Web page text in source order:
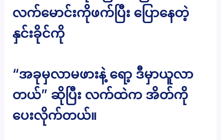
လက်မောင်းကိုဖက်ပြီး ပြောနေတဲ့
နှင်းခိုင်ကို
“အခုမှလာမဖားနဲ့ ရော့ ဒီမှာယူလာ
တယ်” ဆိုပြီး လက်ထဲက အိတ်ကို
ပေးလိုက်တယ်။